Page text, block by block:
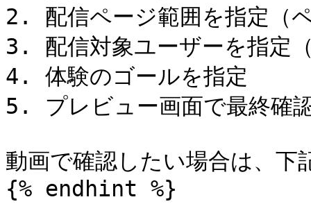
2. 配信ページ範囲を指定（
3. 配信対象ユーザーを指定
4. 体験のゴールを指定
5. プレビュー画面で最終確
動画で確認したい場合は、
{% endhint %}